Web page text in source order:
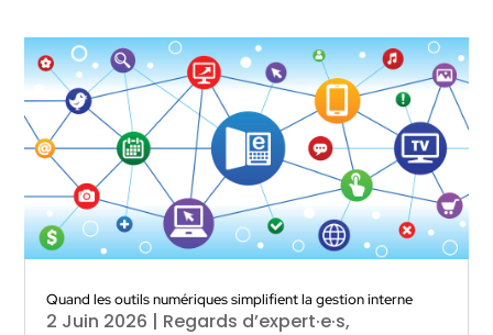
Quand les outils numériques simplifient la gestion interne
2 Juin 2026 | Regards d’expert·e·s,